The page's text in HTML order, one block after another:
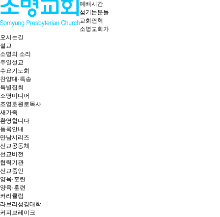
예배시간
섬기는분들
교회연혁
소명교회가
오시는길
설교
소명의 소리
주일설교
수요기도회
찬양대·특송
특별집회
소명미디어
조영호원로목사
새가족
환영합니다
등록안내
만남시리즈
선교공동체
선교비전
협력기관
선교줌인
양육·훈련
양육·훈련
커리큘럼
라브리성경대학
커피브레이크